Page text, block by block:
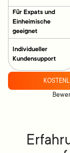
Für Expats und
Einheimische
geeignet
Individueller
Kundensupport